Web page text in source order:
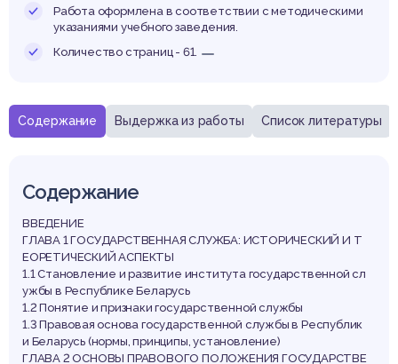
Содержание Выдержка из работы Список литературы
Содержание
ВВЕДЕНИЕ
ГЛАВА 1 ГОСУДАРСТВЕННАЯ СЛУЖБА: ИСТОРИЧЕСКИЙ И Т
ЕОРЕТИЧЕСКИЙ АСПЕКТЫ
1.1 Становление и развитие института государственной сл
ужбы в Республике Беларусь
1.2 Понятие и признаки государственной службы
1.3 Правовая основа государственной службы в Республик
и Беларусь (нормы, принципы, установление)
ГЛАВА 2 ОСНОВЫ ПРАВОВОГО ПОЛОЖЕНИЯ ГОСУДАРСТВЕ
Работа оформлена в соответствии с методическими
указаниями учебного заведения.
Количество страниц - 61.